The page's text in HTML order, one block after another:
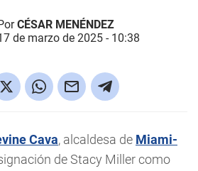
CÉSAR MENÉNDEZ
de marzo de 2025 - 10:38
Cava, alcaldesa de Miami-
de Stacy Miller como